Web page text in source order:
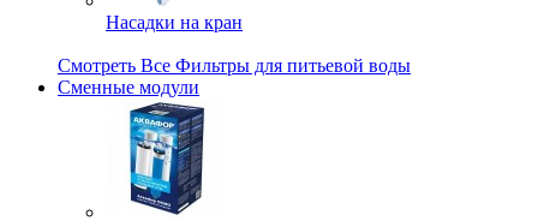
Насадки на кран
Смотреть Все Фильтры для питьевой воды
Сменные модули